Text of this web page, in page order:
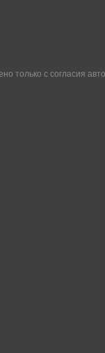
только с согласия